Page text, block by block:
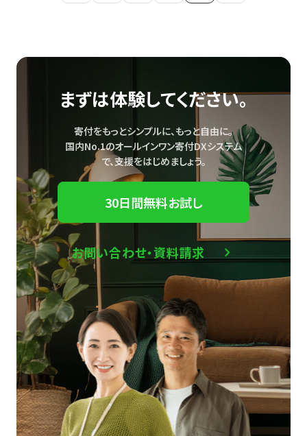
まずは体験してください。
寄付をもっとシンプルに、もっと自由に。
国内No.1のオールインワン寄付DXシステム
で、支援をはじめましょう。
30日間無料お試し
お問い合わせ・資料請求